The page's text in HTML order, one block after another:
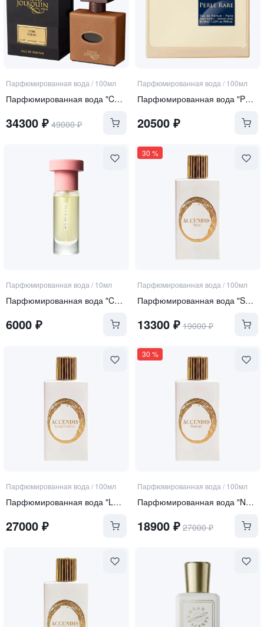
Парфюмированная вода / 100мл
Парфюмированная вода "Cuir Tabac"
34300 ₽ 49000₽
Парфюмированная вода / 100мл
Парфюмированная вода "Perle Rare"
20500₽
Парфюмированная вода / 10мл
Парфюмированная вода "Curiosity"
6000 ₽
30 %
Парфюмированная вода / 100мл
Парфюмированная вода "SERA"
13300₽ 19000₽
Парфюмированная вода / 100мл
Парфюмированная вода "LUNA DULCIUS"
27000 ₽
30 %
Парфюмированная вода / 100мл
Парфюмированная вода "NOORIA"
18900₽ 27000₽